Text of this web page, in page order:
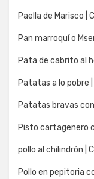
Paella de Marisco |
Pan marroquí o
Pata de cabrito al
Patatas a lo pobre
Patatas bravas
Pisto cartagenero
pollo al chilindrón |
Pollo en pepitoria